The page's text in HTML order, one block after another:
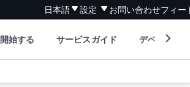
日本語 設定 お問い合わせフィー
開始する サービスガイド デベロッパ